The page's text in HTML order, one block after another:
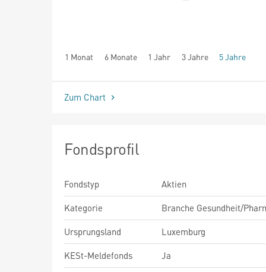
1 Monat 6 Monate 1 Jahr 3 Jahre 5 Jahre
seit Beginn
Zum Chart
Fondsprofil
Fondstyp
Aktien
Kategorie
Branche Gesundheit/
Ursprungsland
Luxemburg
KESt-Meldefonds
Ja